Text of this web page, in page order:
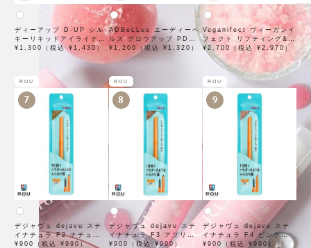
ディーアップ D-UP シル
キーリキッドアイライナー
WP ブラウンブラック
¥1,300（税込 ¥1,430）
ADBeLLus エーディーベ
ルス グロウアップ PDRN
ローション 500mL
¥1,200（税込 ¥1,320）
Veganifect ヴィーガンイ
フェクト リフティング&バ
ランシング フィグチェス
トナッツ ポアタイトアン
プル 50mL
¥2,700（税込 ¥2,970）
ROU
7
デジャヴュ dejavu ステ
イナチュラ F2 ナチュラル
ブラウン【アイブロウ】
¥900（税込 ¥990）
ROU
8
デジャヴュ dejavu ステ
イナチュラ F3 アプリコッ
トブラウン【アイブロウ】
¥900（税込 ¥990）
ROU
9
デジャヴュ dejavu ステ
イナチュラ F4 ピンクベー
ジュ【アイブロウ】【イミ
¥900（税込 ¥990）